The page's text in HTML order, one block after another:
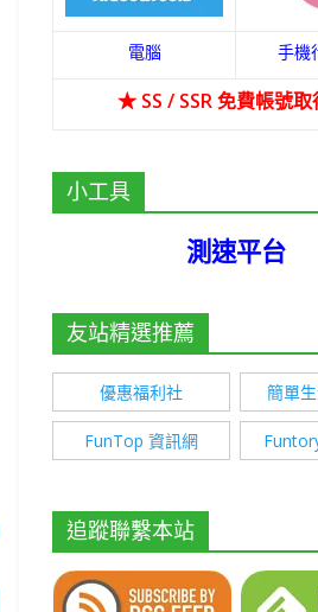
電腦 手機
★ SS / SSR 免費帳號取
小工具
測速平台
友站精選推薦
優惠福利社 簡單
FunTop 資訊網
追蹤聯繫本站